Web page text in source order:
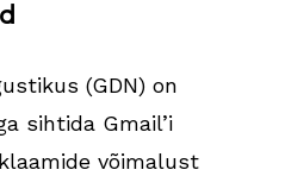
(GDN) on
sihtida Gmail’i
võimalust